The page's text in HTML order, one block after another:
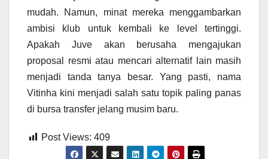
mudah. Namun, minat mereka menggambarkan
ambisi klub untuk kembali ke level tertinggi.
Apakah Juve akan berusaha mengajukan
proposal resmi atau mencari alternatif lain masih
menjadi tanda tanya besar. Yang pasti, nama
Vitinha kini menjadi salah satu topik paling panas
di bursa transfer jelang musim baru.
Post Views: 409